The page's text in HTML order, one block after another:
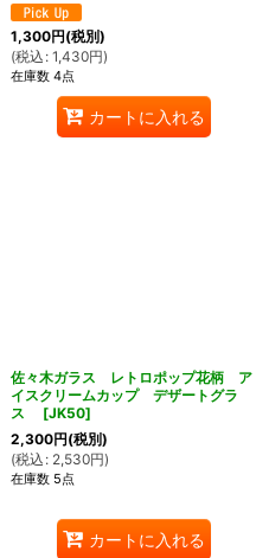
1,300円(税別)
(税込 : 1,430円)
在庫数 4点
カートに入れる
佐々木ガラス レトロポップ花柄 ア
イスクリームカップ デザートグラ
ス
[JK50]
2,300円(税別)
(税込 : 2,530円)
在庫数 5点
カートに入れる